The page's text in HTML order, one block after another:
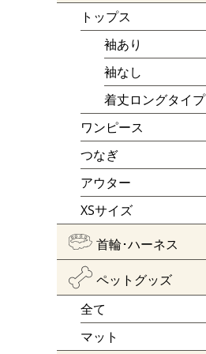
トップス
袖あり
袖なし
着丈ロングタイプ
ワンピース
つなぎ
アウター
XSサイズ
首輪･ハーネス
ペットグッズ
全て
マット